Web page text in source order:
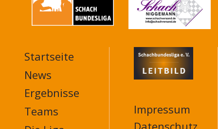
MAIN
NAVIGATION
FOOTER
Startseite
News
Ergebnisse
Teams
Impressum